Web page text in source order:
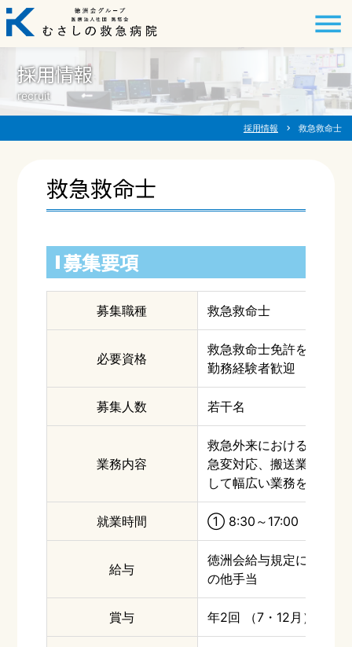
採用情報
recruit
採用情報 chevron_right 救急救命士
救急救命士
募集要項
募集職種 救急救命士
必要資格
救急救命士免許を有する
勤務経験者歓迎
募集人数 若干名
業務内容
救急外来における初期対
急変対応、搬送業務の補
して幅広い業務を担いま
就業時間 ① 8:30～17:00 ②16:30
給与
徳洲会給与規定による（
の他手当
賞与 年2回 （7・12月）